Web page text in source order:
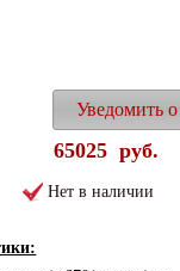
Уведомить
65025 руб.
Нет в наличии